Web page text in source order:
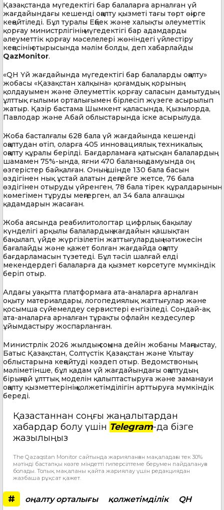
Қазақстанда мүгедектігі бар балаларға арналған үй
жағдайындағы кешенді оңалту қызметі тағы төрт өңірге
кеңейтіледі. Бұл туралы Еңбек және халықты әлеуметтік
қорғау министрлігінің мүгедектігі бар адамдарды
әлеуметтік қорғау мәселелері жөніндегі үйлестіру
кеңесінің отырысында мәлім болды, деп хабарлайды
QazMonitor.
«QH Үй жағдайында мүгедектігі бар балаларды оңалту»
жобасы «Қазақстан халқына» қоғамдық қорының
қолдауымен және Әлеуметтік қорғау саласын дамытудың
ұлттық ғылыми орталығымен бірлесіп жүзеге асырылып
жатыр. Қазір бастама Шымкент қаласында, Қызылорда,
Павлодар және Абай облыстарында іске асырылуда.
Жоба басталғалы 628 бала үй жағдайында кешенді
оңалтудан өтіп, оларға 405 инновациялық техникалық
оңалту құралы берілді. Бағдарламаға қатысқан балалардың
шамамен 75%-ында, яғни 470 баланың дамуында оң
өзгерістер байқалған. Оның ішінде 130 бала басын
өздігінен нық ұстай алатын деңгейге жетсе, 76 бала
өздігінен отыруды үйренген, 78 бала тірек құралдарының
көмегімен тұруды меңгерген, ал 34 бала алғашқы
қадамдарын жасаған.
Жоба аясында реабилитологтар цифрлық бақылау
күнделігі арқылы балалардың жағдайын қашықтан
бақылап, үйде жүргізілетін жаттығулардың нәтижесін
бағалайды және қажет болған жағдайда оңалту
бағдарламасын түзетеді. Бұл тәсіл шалғай елді
мекендердегі балаларға да қызмет көрсетуге мүмкіндік
беріп отыр.
Алдағы уақытта платформаға ата-аналарға арналған
оқыту материалдары, логопедиялық жаттығулар және
қосымша сүйемелдеу сервистері енгізіледі. Сондай-ақ
ата-аналарға арналған тұрақты офлайн кездесулер
ұйымдастыру жоспарланған.
Министрлік 2026 жылдың соңына дейін жобаны Маңғыстау,
Батыс Қазақстан, Солтүстік Қазақстан және Ұлытау
облыстарына кеңейтуді көздеп отыр. Ведомствоның
мәліметінше, бұл қадам үй жағдайындағы оңалтудың
бірыңғай ұлттық моделін қалыптастыруға және заманауи
оңалту қызметтерінің қолжетімділігін арттыруға мүмкіндік
береді.
Қазақстаннан соңғы жаңалықтардан
хабардар болу үшін Telegram-да бізге
жазылыңыз
The Qazaqstan Monitor сайтында жарияланған мақаладағы тек 30%
мәтінді бастапқы көзге міндетті гиперсілтеме берумен пайдалануға
болады. Толық мақаланы қайта жариялау үшін редакциядан
жазбаша рұқсат қажет.
# оңалту орталығы қолжетімділік QH